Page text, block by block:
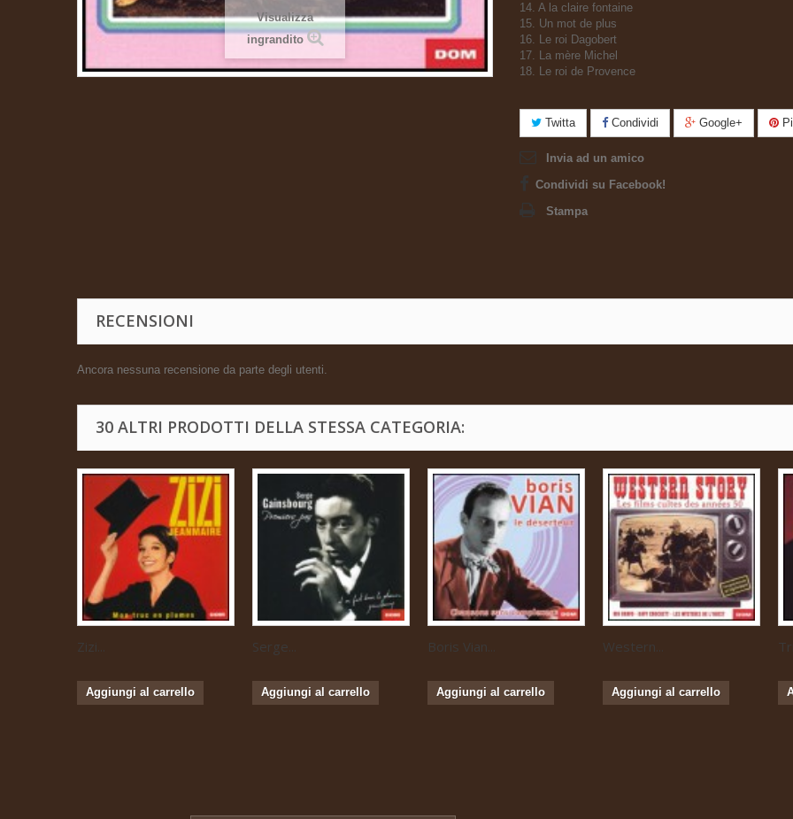
Visualizza
ingrandito
14. A la claire fontaine
15. Un mot de plus
16. Le roi Dagobert
17. La mère Michel
18. Le roi de Provence
Twitta Condividi Google+
Invia ad un amico
Condividi su Facebook!
Stampa
RECENSIONI
Ancora nessuna recensione da parte degli utenti.
30 ALTRI PRODOTTI DELLA STESSA CATEGORIA:
Zizi...
Aggiungi al carrello
Serge...
Aggiungi al carrello
Boris Vian...
Aggiungi al carrello
Western...
Aggiungi al carrello